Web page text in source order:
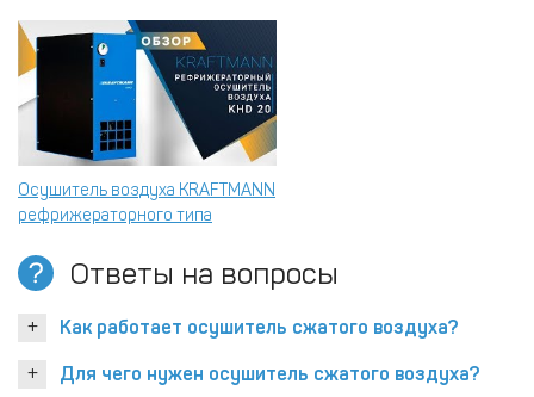
Осушитель воздуха KRAFTMANN
рефрижераторного типа
Ответы на вопросы
Как работает осушитель сжатого воздуха?
Для чего нужен осушитель сжатого воздуха?